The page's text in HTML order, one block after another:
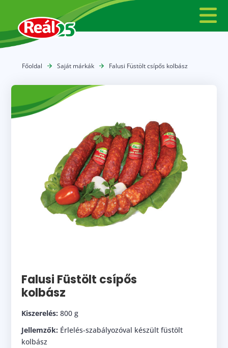
Főoldal Saját márkák Falusi Füstölt csípős kolbász
Falusi Füstölt csípős
kolbász
Kiszerelés: 800 g
Jellemzők: Érlelés-szabályozóval készült füstölt
kolbász